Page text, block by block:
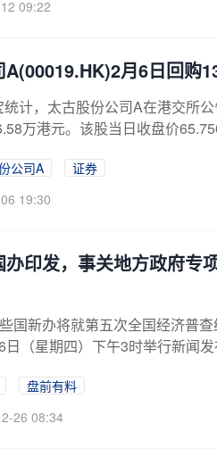
09:22
月6日回购
统计，太古股份公司A在港交所
万港元。该股当日收盘价
公司A
证券
19:30
办印发，事关地方政府
国新办将就第五次全国经济普
日（星期四）下午3时举行新闻
盘前有料
26 08:34